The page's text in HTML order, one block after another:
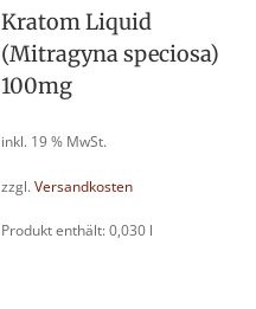
Kratom Liquid
(Mitragyna speciosa)
100mg
inkl. 19 % MwSt.
zzgl. Versandkosten
Produkt enthält: 0,030 l